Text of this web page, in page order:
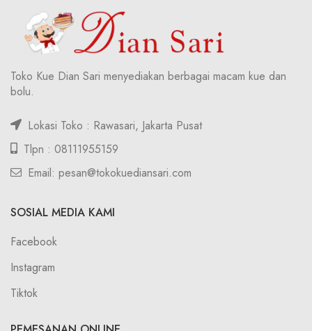
Toko Kue Dian Sari menyediakan berbagai macam kue dan
bolu.
Lokasi Toko : Rawasari, Jakarta Pusat
Tlpn : 08111955159
Email: pesan@tokokuediansari.com
SOSIAL MEDIA KAMI
Facebook
Instagram
Tiktok